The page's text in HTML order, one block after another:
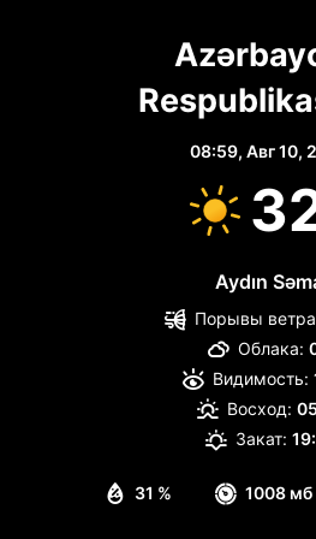
08:59, Авг 10,
Aydın
31 % 1008 мб
Порывы
Облака:
Видимость:
Восход:
Закат: